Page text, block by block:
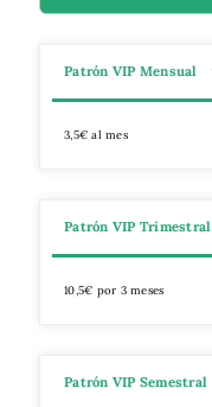
Patrón VIP Mensual
3,5€ al mes
Patrón VIP Trimestral
10,5€ por 3 meses
Patrón VIP Semestral